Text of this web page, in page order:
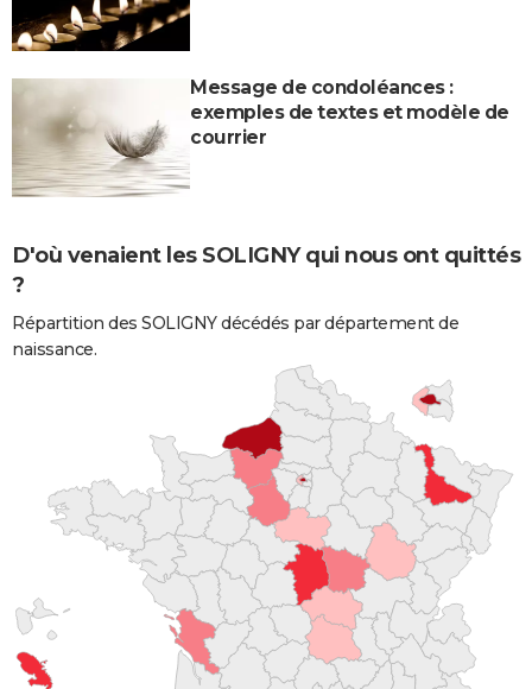
Message de condoléances :
exemples de textes et modèle de
courrier
D'où venaient les SOLIGNY qui nous ont quittés
?
Répartition des SOLIGNY décédés par département de
naissance.